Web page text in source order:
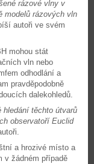
rázové vlny v
modelů rázových vln
autoři ve svém
mohou stát
vln nebo
odhodlání a
pravděpodobně
dalekohledů.
hledání těchto útvarů
observatoří Euclid
a hrozivé místo a
v žádném případě